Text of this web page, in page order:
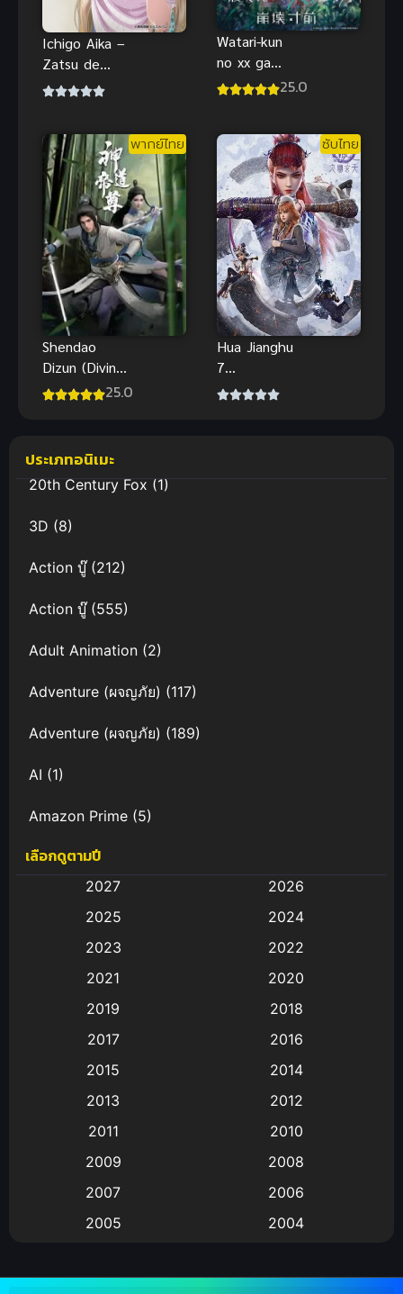
Ichigo Aika –
Zatsu de
Namaiki na
ไทย Big tits
Watari-kun
no xx ga
Houkai
25.0
พากย์ไทย
Shendao
Dizun (Divine
Lord of the25.0
ซับไทย
Hua Jianghu
7
(Degenerate-
ประเภทอนิเมะ
20th Century Fox(1)
3D (8)
Action บู๊(212)
Action บู๊(555)
Adult Animation (2)
Adventure (ผจญภัย) (117)
Adventure (ผจญภัย) (189)
AI (1)
Amazon Prime (5)
Anal (ประตูหลัง)
Animation การ์ตูน
Animation อนิเมะ
Animation แอนิเมชัน
(9)
Big tits (นมใหญ่)
Bitch (ผู้หญิงร่าน)
เลือกดูตามปี
2027
2026
2025
2024
2023
2022
2021
2020
2019
2018
2017
2016
2015
2014
2013
2012
2011
2010
2009
2008
2007
2006
2005
2004